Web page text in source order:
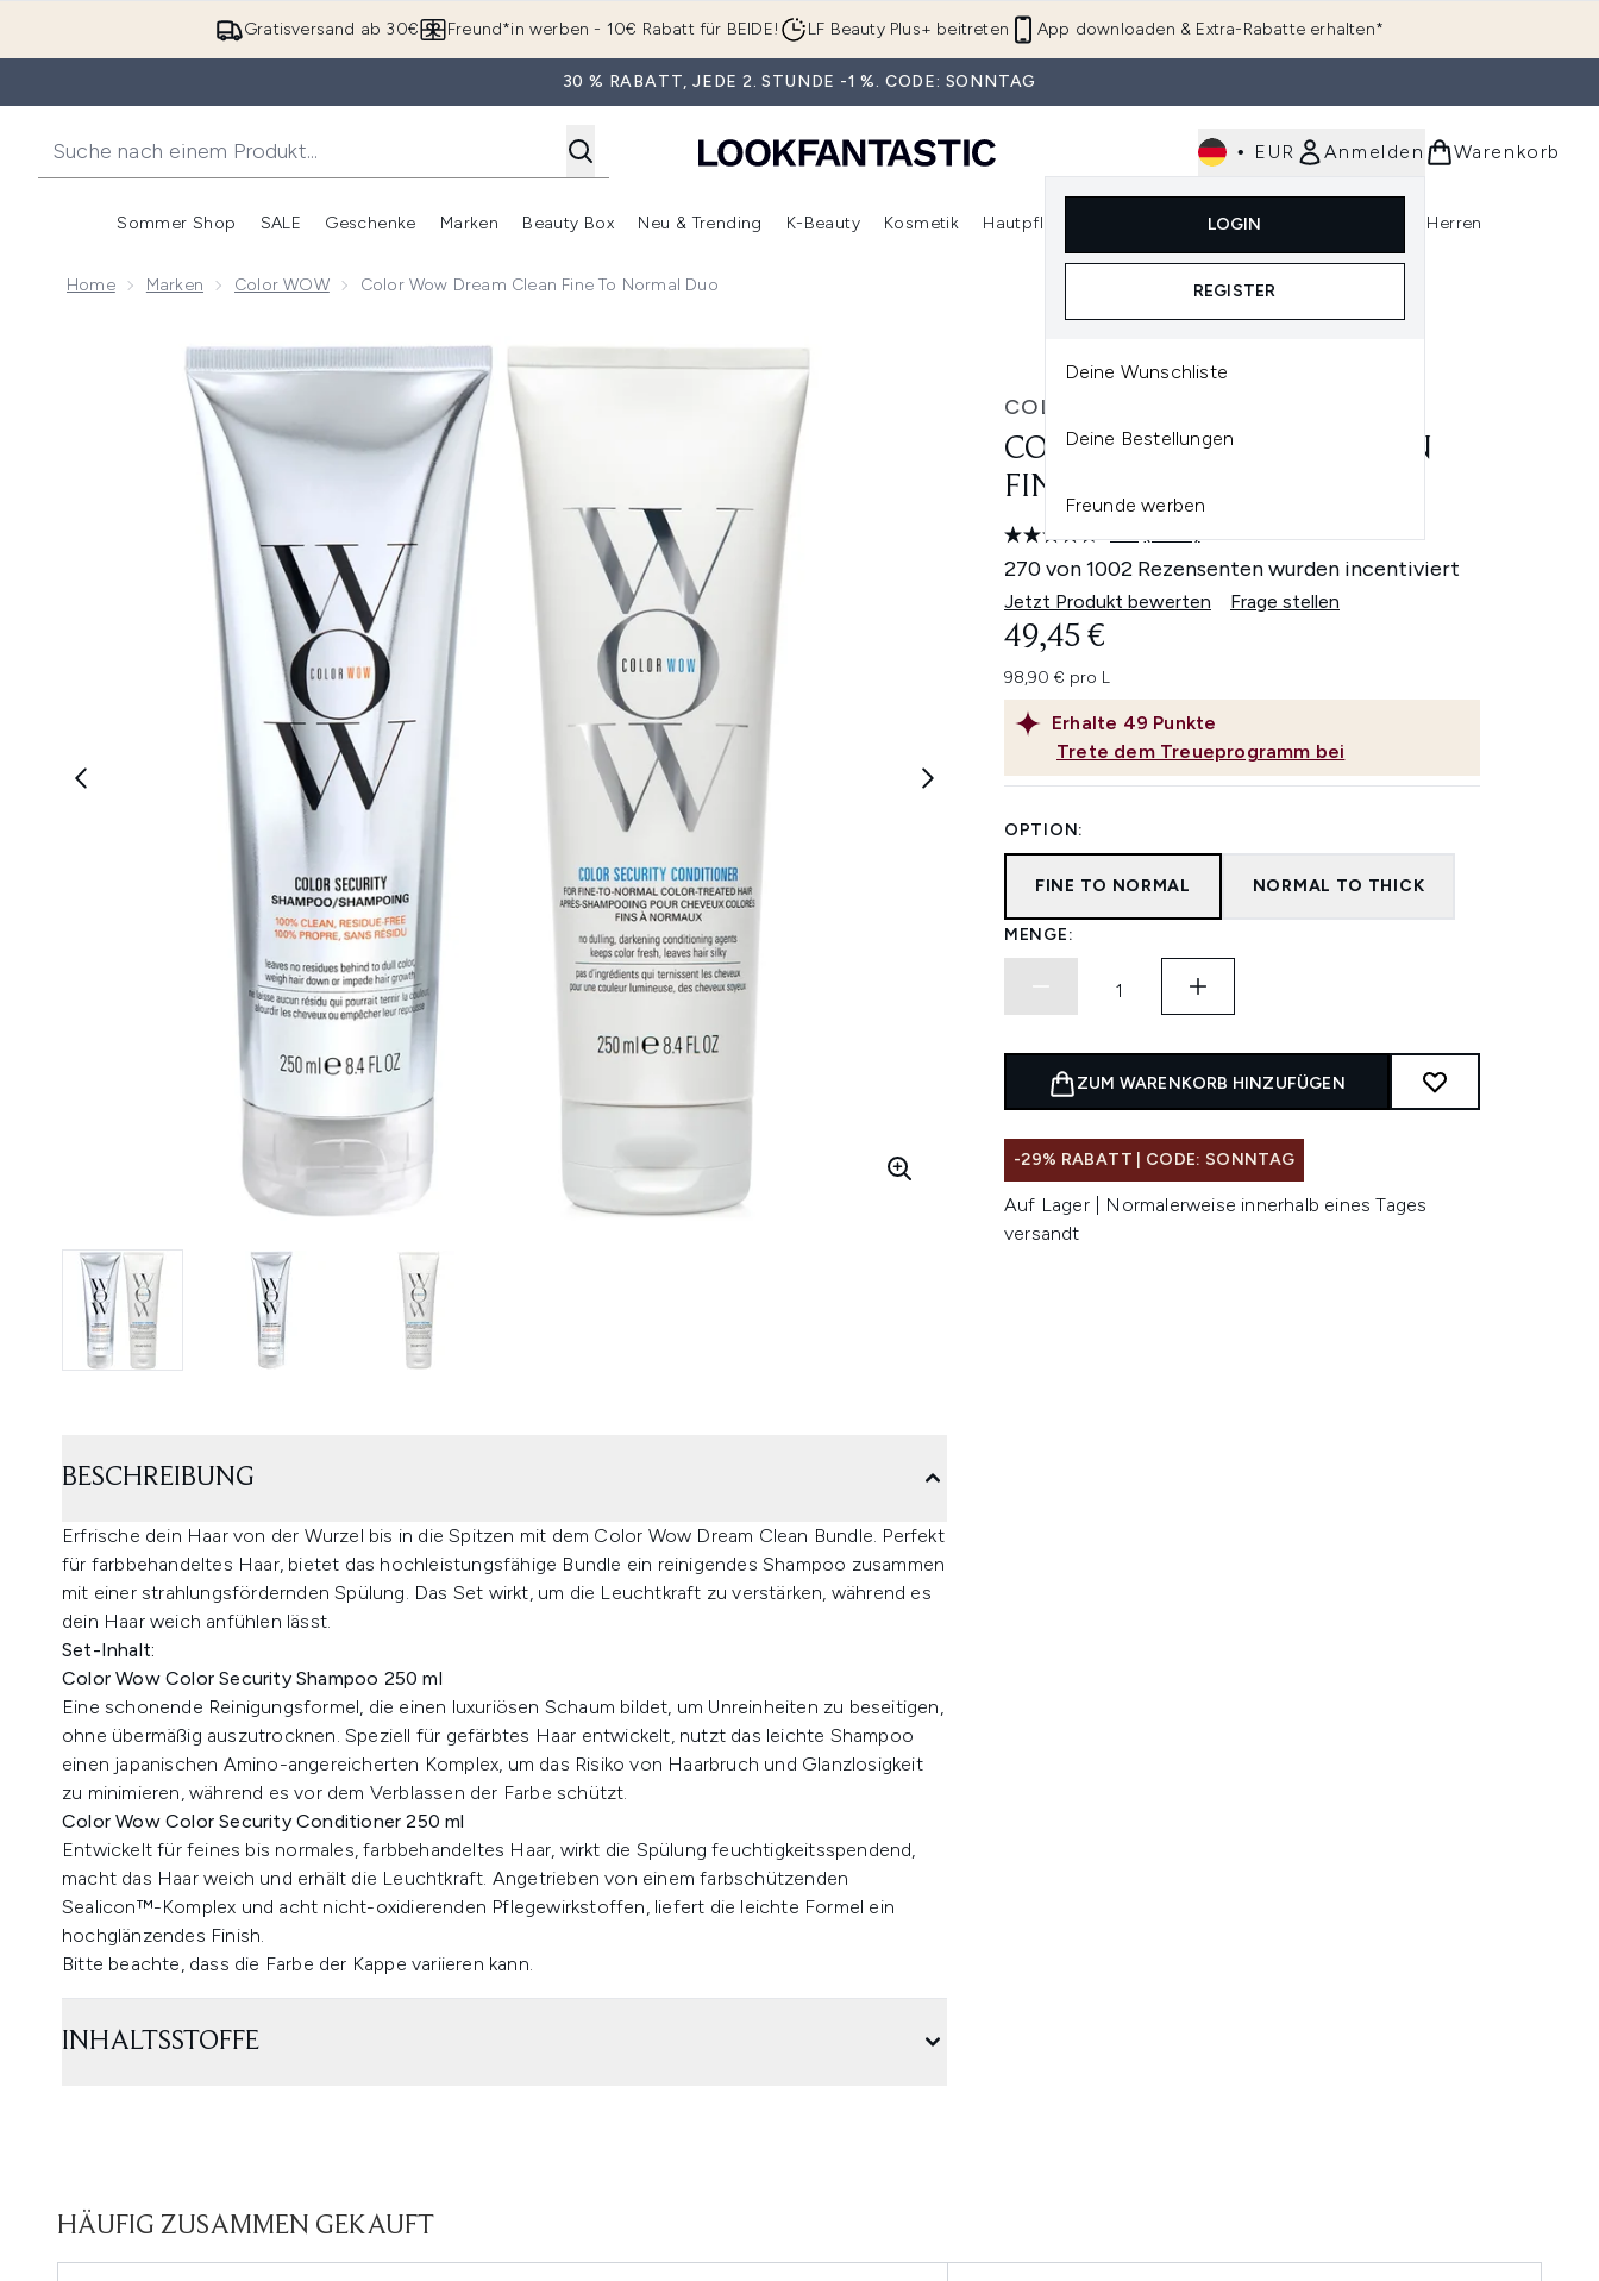
Zum Hauptinhalt springen
Gratisversand ab 30€ App downloaden & Extra-Rabatte erhalten*
Freund*in werben - 10€ Rabatt für BEIDE! LF Beauty Plus+ beitreten
30 % RABATT, JEDE 2. STUNDE -1 %. CODE: SONNTAG
• EUR Anmelden
LOGIN
REGISTER
Deine Wunschliste
Deine Bestellungen
Freunde werben
Warenkorb
Sommer Shop
Untermenü Anmelden (Sommer Shop)
SALE
Untermenü Anmelden (SALE)
Geschenke
Untermenü Anmelden (Geschenke)
Marken
Untermenü Anmelden (Marken)
Beauty Box
Untermenü Anmelden (Beauty Box)
Neu & Trending
Untermenü Anmelden (Neu & Trending)
K-Beauty Kosmetik
Untermenü Anmelden (Kosmetik)
Hautpflege
Untermenü Anmelden (Haarpflege)
Parfum
Untermenü Anmelden (Parfum)
Herren
Home Marken Color WOW Color Wow Dream Clean Fine To Normal Duo
Now showing image 1 Color Wow Dream Clean Fine to Normal Duo
COLOR WOW
COLOR WOW DREAM CLEAN
FINE TO NORMAL DUO
4.8 1002
Bewertungen
lesen.
Link
(1002)
270 von 1002 Rezensenten wurden incentiviert
Jetzt Produkt bewerten Frage stellen
Erhalte 49 Punkte
Trete dem Treueprogramm bei
49,45 €
98,90 € pro L
OPTION:
FINE TO NORMAL NORMAL TO THICK
MENGE:
ZUM WARENKORB HINZUFÜGEN
-29% RABATT | CODE: SONNTAG
Auf Lager | Normalerweise innerhalb eines Tages
versandt
BESCHREIBUNG
Erfrische dein Haar von der Wurzel bis in die Spitzen mit dem Color Wow Dream Clean Bundle. Perfekt
für farbbehandeltes Haar, bietet das hochleistungsfähige Bundle ein reinigendes Shampoo zusammen
mit einer strahlungsfördernden Spülung. Das Set wirkt, um die Leuchtkraft zu verstärken, während es
dein Haar weich anfühlen lässt.
Set-Inhalt:
Color Wow Color Security Shampoo 250 ml
Eine schonende Reinigungsformel, die einen luxuriösen Schaum bildet, um Unreinheiten zu beseitigen,
ohne übermäßig auszutrocknen. Speziell für gefärbtes Haar entwickelt, nutzt das leichte Shampoo
einen japanischen Amino-angereicherten Komplex, um das Risiko von Haarbruch und Glanzlosigkeit
zu minimieren, während es vor dem Verblassen der Farbe schützt.
Color Wow Color Security Conditioner 250 ml
Entwickelt für feines bis normales, farbbehandeltes Haar, wirkt die Spülung feuchtigkeitsspendend,
macht das Haar weich und erhält die Leuchtkraft. Angetrieben von einem farbschützenden
Sealicon™-Komplex und acht nicht-oxidierenden Pflegewirkstoffen, liefert die leichte Formel ein
hochglänzendes Finish.
Bitte beachte, dass die Farbe der Kappe variieren kann.
INHALTSSTOFFE
HÄUFIG ZUSAMMEN GEKAUFT